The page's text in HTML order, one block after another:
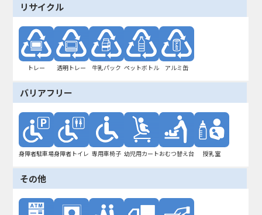
リサイクル
トレー 透明トレー 牛乳パック ペットボトル アルミ缶
バリアフリー
身障者駐車場身障者トイレ 専用車椅子 幼児用カートおむつ替え台 授乳室
その他